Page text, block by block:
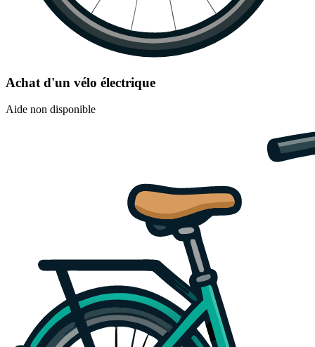
Achat d'un vélo électrique
Aide non disponible